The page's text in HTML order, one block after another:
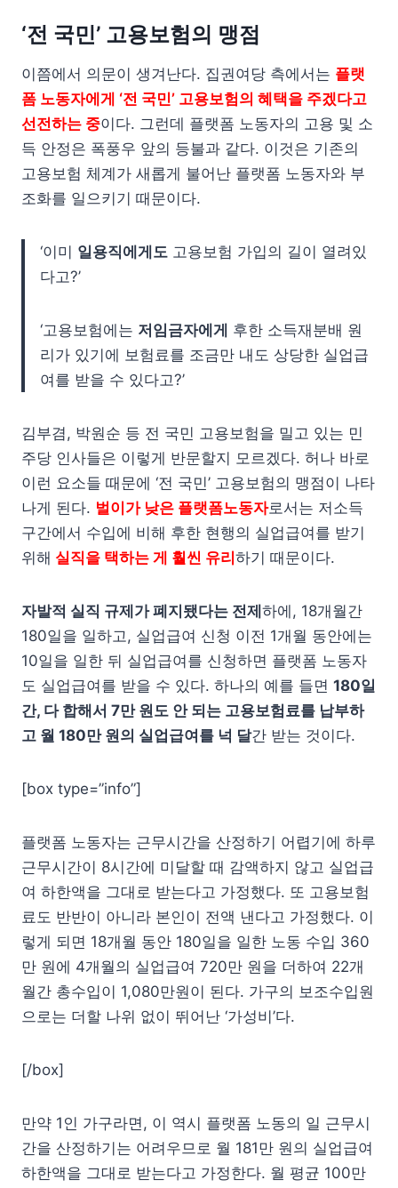
‘전 국민’ 고용보험의 맹점
이쯤에서 의문이 생겨난다. 집권여당 측에서는 플랫
폼 노동자에게 ‘전 국민’ 고용보험의 혜택을 주겠다고
선전하는 중이다. 그런데 플랫폼 노동자의 고용 및 소
득 안정은 폭풍우 앞의 등불과 같다. 이것은 기존의
고용보험 체계가 새롭게 불어난 플랫폼 노동자와 부
조화를 일으키기 때문이다.
‘이미 일용직에게도 고용보험 가입의 길이 열려있
다고?’
‘고용보험에는 저임금자에게 후한 소득재분배 원
리가 있기에 보험료를 조금만 내도 상당한 실업급
여를 받을 수 있다고?’
김부겸, 박원순 등 전 국민 고용보험을 밀고 있는 민
주당 인사들은 이렇게 반문할지 모르겠다. 허나 바로
이런 요소들 때문에 ‘전 국민’ 고용보험의 맹점이 나타
나게 된다. 벌이가 낮은 플랫폼노동자로서는 저소득
구간에서 수입에 비해 후한 현행의 실업급여를 받기
위해 실직을 택하는 게 훨씬 유리 하기 때문이다.
자발적 실직 규제가 폐지됐다는 전제 하에, 18개월간
180일을 일하고, 실업급여 신청 이전 1개월 동안에는
10일을 일한 뒤 실업급여를 신청하면 플랫폼 노동자
도 실업급여를 받을 수 있다. 하나의 예를 들면 180일
간, 다 합해서 7만 원도 안 되는 고용보험료를 납부하
고 월 180만 원의 실업급여를 넉 달간 받는 것이다.
[box type=”info”]
플랫폼 노동자는 근무시간을 산정하기 어렵기에 하루
근무시간이 8시간에 미달할 때 감액하지 않고 실업급
여 하한액을 그대로 받는다고 가정했다. 또 고용보험
료도 반반이 아니라 본인이 전액 낸다고 가정했다. 이
렇게 되면 18개월 동안 180일을 일한 노동 수입 360
만 원에 4개월의 실업급여 720만 원을 더하여 22개
월간 총수입이 1,080만원이 된다. 가구의 보조수입원
으로는 더할 나위 없이 뛰어난 ‘가성비’다.
[/box]
만약 1인 가구라면, 이 역시 플랫폼 노동의 일 근무시
간을 산정하기는 어려우므로 월 181만 원의 실업급여
하한액을 그대로 받는다고 가정한다. 월 평균 100만